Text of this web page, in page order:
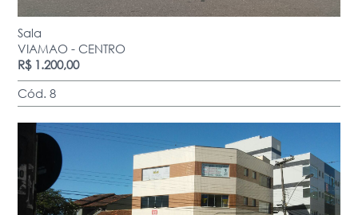
Sala
VIAMAO - CENTRO
R$ 1.200,00
Cód. 8